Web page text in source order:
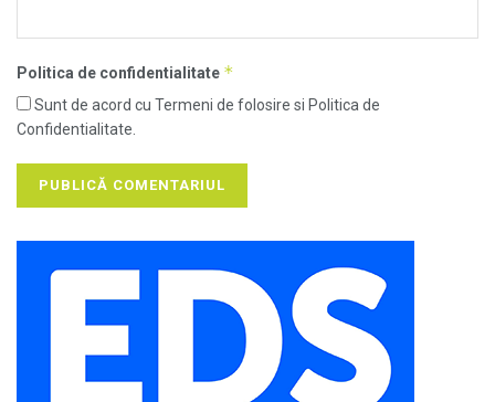
Politica de confidentialitate *
Sunt de acord cu Termeni de folosire si Politica de
Confidentialitate.